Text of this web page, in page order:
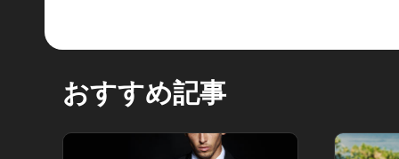
おすすめ記事